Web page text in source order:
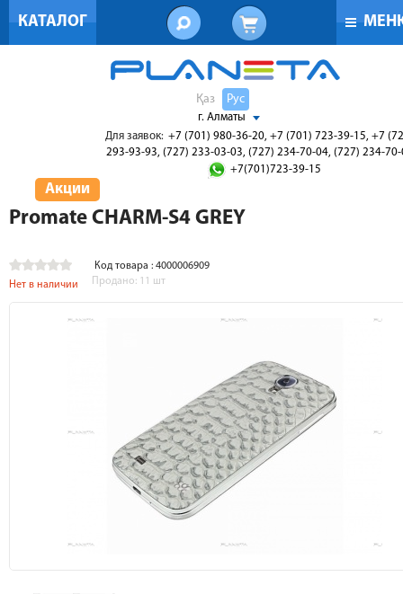
КАТАЛОГ
Қаз Рус
г. Алматы
Для заявок: +7 (701) 980-36-20, +7 (701) 723-39-15, +7
293-93-93, (727) 233-03-03, (727) 234-70-04, (727) 234-
+7(701)723-39-15
Акции
Promate CHARM-S4 GREY
Код товара : 4000006909
Нет в наличии
Продано: 11 шт